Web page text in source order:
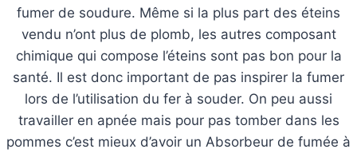
fumer de soudure. Même si la plus part des éteins
vendu n’ont plus de plomb, les autres composant
chimique qui compose l’éteins sont pas bon pour la
santé. Il est donc important de pas inspirer la fumer
lors de l’utilisation du fer à souder. On peu aussi
travailler en apnée mais pour pas tomber dans les
pommes c’est mieux d’avoir un Absorbeur de fumée à